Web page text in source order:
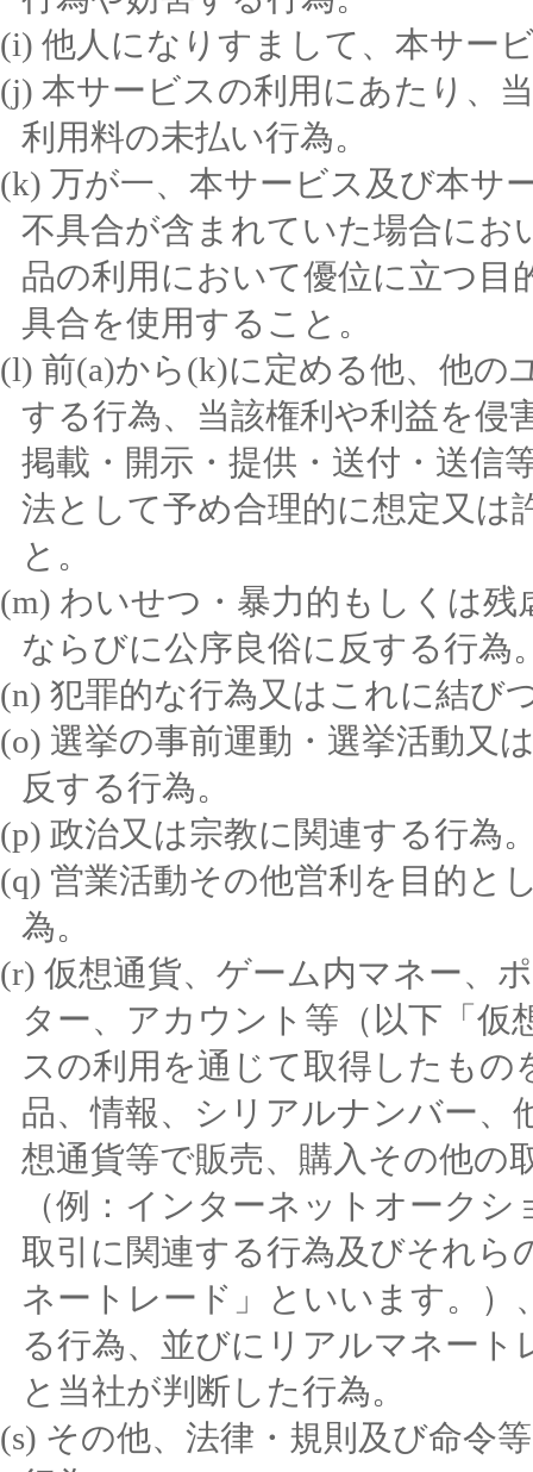
他人になりすまして、本サー
本サービスの利用にあたり、
利用料の未払い行為。
万が一、本サービス及び本サ
不具合が含まれていた場合に
品の利用において優位に立つ目
具合を使用すること。
前(a)から(k)に定める他、他の
する行為、当該権利や利益を侵
掲載・開示・提供・送付・送信
法として予め合理的に想定又は
と。
わいせつ・暴力的もしくは残
ならびに公序良俗に反する行為
犯罪的な行為又はこれに結び
選挙の事前運動・選挙活動又
反する行為。
政治又は宗教に関連する行為
営業活動その他営利を目的と
為。
仮想通貨、ゲーム内マネー、
ター、アカウント等（以下「
スの利用を通じて取得したもの
品、情報、シリアルナンバー、
想通貨等で販売、購入その他の
（例：インターネットオーク
取引に関連する行為及びそれら
ネートレード」といいます。
る行為、並びにリアルマネー
と当社が判断した行為。
その他、法律・規則及び命令